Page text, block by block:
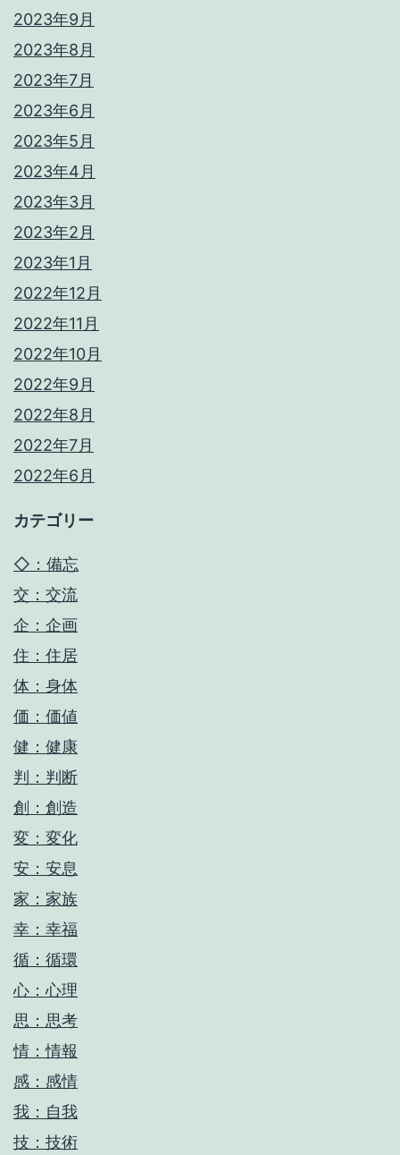
2023年9月
2023年8月
2023年7月
2023年6月
2023年5月
2023年4月
2023年3月
2023年2月
2023年1月
2022年12月
2022年11月
2022年10月
2022年9月
2022年8月
2022年7月
2022年6月
カテゴリー
◇：備忘
交：交流
企：企画
住：住居
体：身体
価：価値
健：健康
判：判断
創：創造
変：変化
安：安息
家：家族
幸：幸福
循：循環
心：心理
思：思考
情：情報
感：感情
我：自我
技：技術